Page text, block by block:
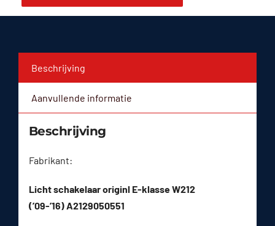
Beschrijving
Aanvullende informatie
Beschrijving
Fabrikant:
Licht schakelaar originl E-klasse W212
(’09-’16) A2129050551